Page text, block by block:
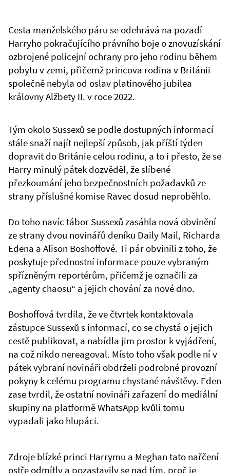
Cesta manželského páru se odehrává na pozadí
Harryho pokračujícího právního boje o znovuzískání
ozbrojené policejní ochrany pro jeho rodinu během
pobytu v zemi, přičemž princova rodina v Británii
společně nebyla od oslav platinového jubilea
královny Alžbety II. v roce 2022.
Tým okolo Sussexů se podle dostupných informací
stále snaží najít nejlepší způsob, jak příští týden
dopravit do Británie celou rodinu, a to i přesto, že se
Harry minulý pátek dozvěděl, že slíbené
přezkoumání jeho bezpečnostních požadavků ze
strany příslušné komise Ravec dosud neproběhlo.
Do toho navíc tábor Sussexů zasáhla nová obvinění
ze strany dvou novinářů deníku Daily Mail, Richarda
Edena a Alison Boshoffové. Ti pár obvinili z toho, že
poskytuje přednostní informace pouze vybraným
spřízněným reportérům, přičemž je označili za
„agenty chaosu“ a jejich chování za nové dno.
Boshoffová tvrdila, že ve čtvrtek kontaktovala
zástupce Sussexů s informací, co se chystá o jejich
cestě publikovat, a nabídla jim prostor k vyjádření,
na což nikdo nereagoval. Místo toho však podle ní v
pátek vybraní novináři obdrželi podrobné provozní
pokyny k celému programu chystané návštěvy. Eden
zase tvrdil, že ostatní novináři zařazení do mediální
skupiny na platformě WhatsApp kvůli tomu
vypadali jako hlupáci.
Zdroje blízké princi Harrymu a Meghan tato nařčení
ostře odmítly a pozastavily se nad tím, proč je